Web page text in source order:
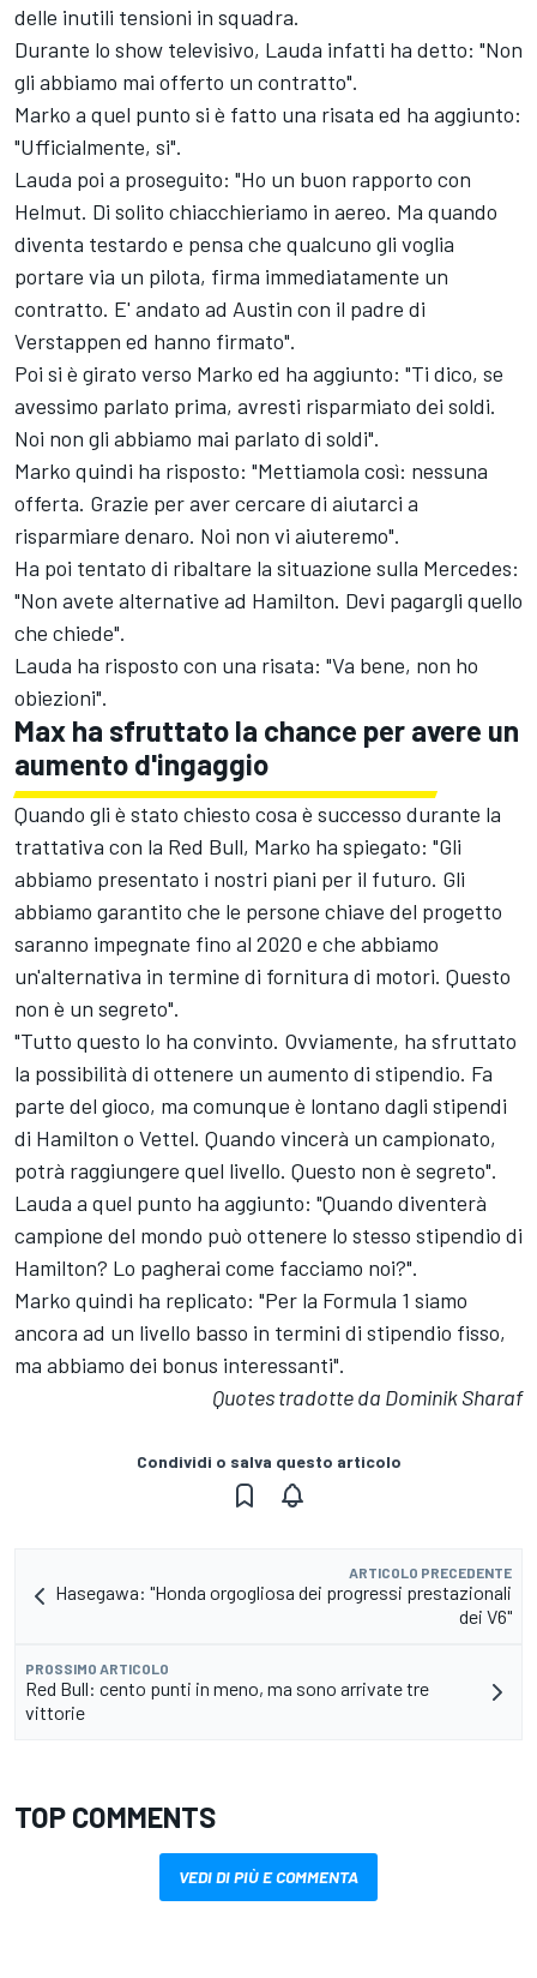
delle inutili tensioni in squadra.
Durante lo show televisivo, Lauda infatti ha detto: "Non
gli abbiamo mai offerto un contratto".
Marko a quel punto si è fatto una risata ed ha aggiunto:
"Ufficialmente, si".
Lauda poi a proseguito: "Ho un buon rapporto con
Helmut. Di solito chiacchieriamo in aereo. Ma quando
diventa testardo e pensa che qualcuno gli voglia
portare via un pilota, firma immediatamente un
contratto. E' andato ad Austin con il padre di
Verstappen ed hanno firmato".
Poi si è girato verso Marko ed ha aggiunto: "Ti dico, se
avessimo parlato prima, avresti risparmiato dei soldi.
Noi non gli abbiamo mai parlato di soldi".
Marko quindi ha risposto: "Mettiamola così: nessuna
offerta. Grazie per aver cercare di aiutarci a
risparmiare denaro. Noi non vi aiuteremo".
Ha poi tentato di ribaltare la situazione sulla Mercedes:
"Non avete alternative ad Hamilton. Devi pagargli quello
che chiede".
Lauda ha risposto con una risata: "Va bene, non ho
obiezioni".
Max ha sfruttato la chance per avere un
aumento d'ingaggio
Quando gli è stato chiesto cosa è successo durante la
trattativa con la Red Bull, Marko ha spiegato: "Gli
abbiamo presentato i nostri piani per il futuro. Gli
abbiamo garantito che le persone chiave del progetto
saranno impegnate fino al 2020 e che abbiamo
un'alternativa in termine di fornitura di motori. Questo
non è un segreto".
"Tutto questo lo ha convinto. Ovviamente, ha sfruttato
la possibilità di ottenere un aumento di stipendio. Fa
parte del gioco, ma comunque è lontano dagli stipendi
di Hamilton o Vettel. Quando vincerà un campionato,
potrà raggiungere quel livello. Questo non è segreto".
Lauda a quel punto ha aggiunto: "Quando diventerà
campione del mondo può ottenere lo stesso stipendio di
Hamilton? Lo pagherai come facciamo noi?".
Marko quindi ha replicato: "Per la Formula 1 siamo
ancora ad un livello basso in termini di stipendio fisso,
ma abbiamo dei bonus interessanti".
Quotes tradotte da Dominik Sharaf
Condividi o salva questo articolo
ARTICOLO PRECEDENTE
Hasegawa: "Honda orgogliosa dei progressi prestazionali
dei V6"
PROSSIMO ARTICOLO
Red Bull: cento punti in meno, ma sono arrivate tre
vittorie
TOP COMMENTS
VEDI DI PIÙ E COMMENTA